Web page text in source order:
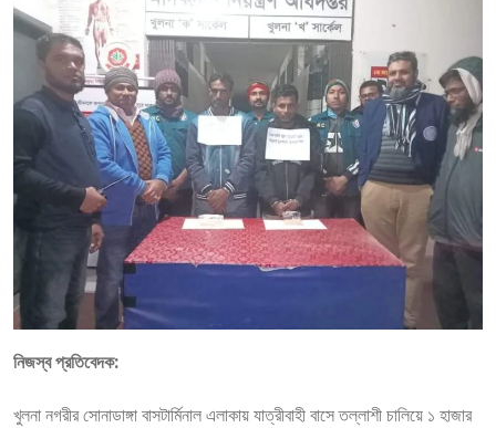
নিজস্ব প্রতিবেদক:
খুলনা নগরীর সোনাডাঙ্গা বাসটার্মিনাল এলাকায় যাত্রীবাহী বাসে তল্লাশী চালিয়ে ১ হাজার